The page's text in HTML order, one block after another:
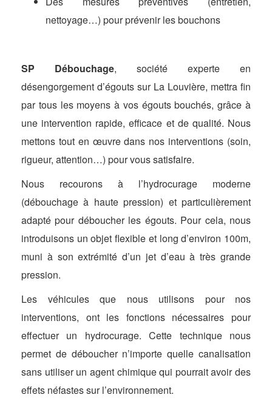
nettoyage…) pour prévenir les bouchons
SP Débouchage, société experte en
désengorgement d’égouts sur La Louvière, mettra fin
par tous les moyens à vos égouts bouchés, grâce à
une intervention rapide, efficace et de qualité. Nous
mettons tout en œuvre dans nos interventions (soin,
rigueur, attention…) pour vous satisfaire.
Nous recourons à l’hydrocurage moderne
(débouchage à haute pression) et particulièrement
adapté pour déboucher les égouts. Pour cela, nous
introduisons un objet flexible et long d’environ 100m,
muni à son extrémité d’un jet d’eau à très grande
pression.
Les véhicules que nous utilisons pour nos
interventions, ont les fonctions nécessaires pour
effectuer un hydrocurage. Cette technique nous
permet de déboucher n’importe quelle canalisation
sans utiliser un agent chimique qui pourrait avoir des
effets néfastes sur l’environnement.